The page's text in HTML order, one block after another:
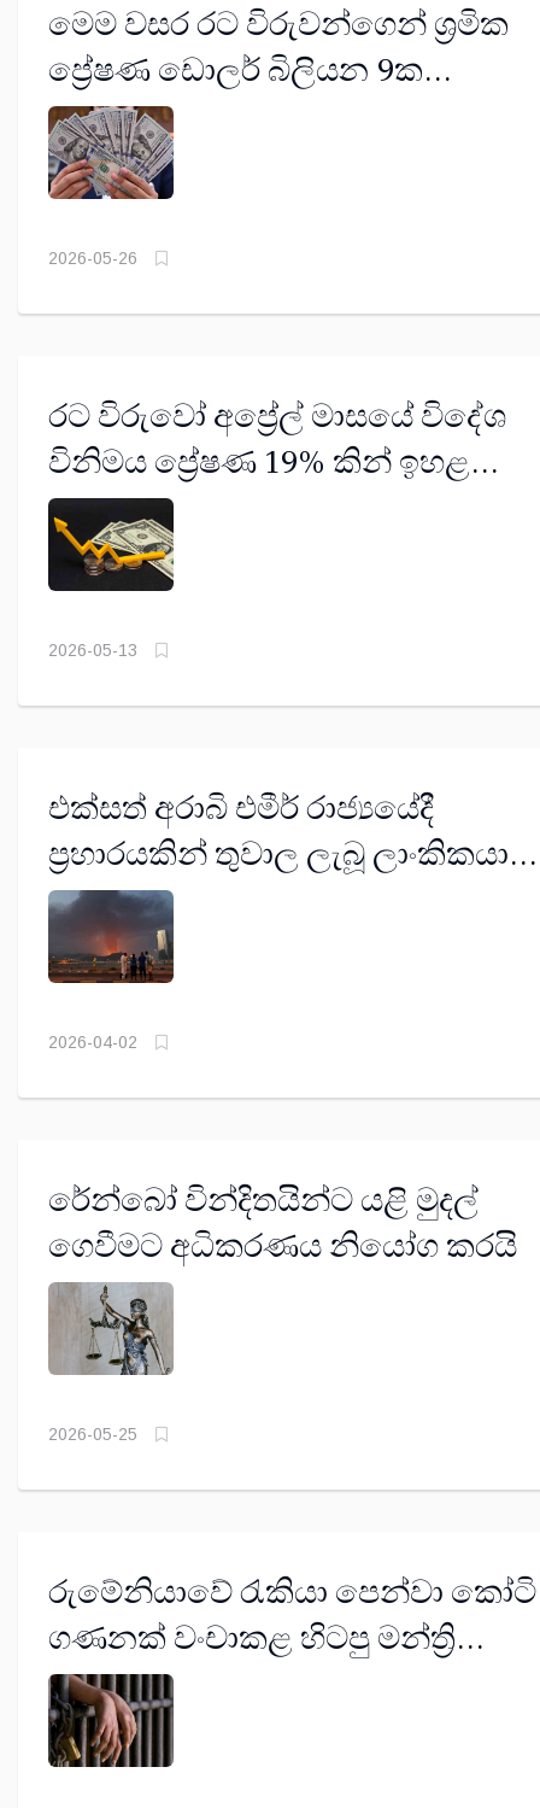
මෙම වසර රට විරුවන්ගෙන් ශ්‍රමික
ප්‍රේෂණ ඩොලර් බිලියන 9ක
බලාපොරොත්තුවක්
2026-05-26
රට විරුවෝ අප්‍රේල් මාසයේ විදේශ
විනිමය ප්‍රේෂණ 19% කින් ඉහළ
යවලා
2026-05-13
එක්සත් අරාබි එමීර් රාජ්‍යයේදී
ප්‍රහාරයකින් තුවාල ලැබූ ලාංකිකයා
ගැන ඥාතියෙක්
2026-04-02
රේන්බෝ වින්දිතයින්ට යළි මුදල්
ගෙවීමට අධිකරණය නියෝග කරයි
2026-05-25
රුමේනියාවේ රැකියා පෙන්වා කෝටි
ගණනක් වංචාකළ හිටපු මන්ත්‍රි
ඇතුළට